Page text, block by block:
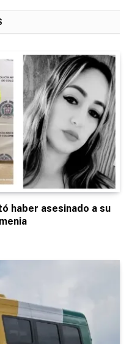
haber asesinado a su